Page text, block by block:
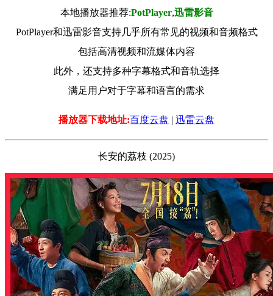
本地播放器推荐:РotРlayer,迅雷影音
PotPlayer和迅雷影音支持几乎所有常见的视频和音频格式
包括高清视频和流媒体内容
此外，还支持多种字幕格式和音轨选择
满足用户对于字幕和语言的需求
播放器下载地址:百度云盘 | 迅雷云盘
长安的荔枝 (2025)